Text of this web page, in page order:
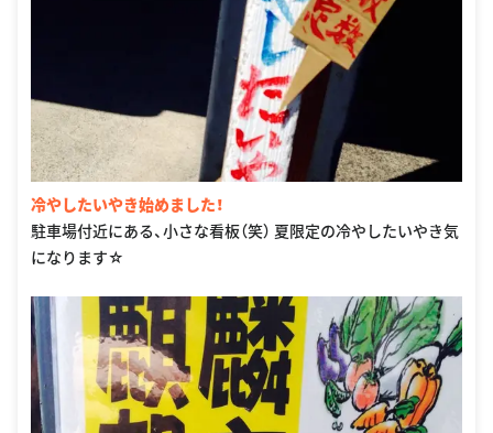
冷やしたいやき始めました！
駐車場付近にある、小さな看板（笑） 夏限定の冷やしたいやき気
になります☆